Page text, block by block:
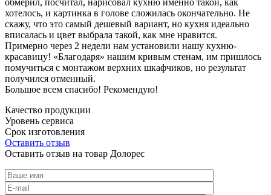
хотелось, и картинка в голове сложилась окончательно. Не
скажу, что это самый дешевый вариант, но кухня идеально
вписалась и цвет выбрала такой, как мне нравится.
Примерно через 2 недели нам установили нашу кухню-
красавицу! «Благодаря» нашим кривым стенам, им пришлось
помучиться с монтажом верхних шкафчиков, но результат
получился отменный.
Большое всем спасибо! Рекомендую!
Качество продукции
Уровень сервиса
Срок изготовления
Оставить отзыв
Оставить отзыв на товар Долорес